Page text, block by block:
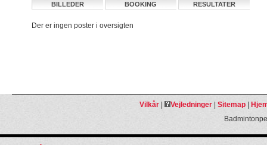
BILLEDER
BOOKING RESULTATER
Der er ingen poster i oversigten
Vilkår| Vejledninger| Sitemap|